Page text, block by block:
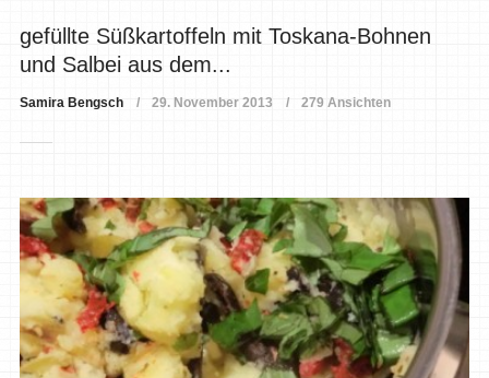
gefüllte Süßkartoffeln mit Toskana-Bohnen
und Salbei aus dem...
Samira Bengsch 29. November 2013 279 Ansichten